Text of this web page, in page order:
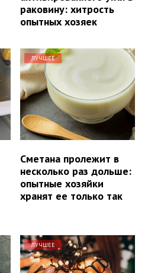
раковину: хитрость
опытных хозяек
ЛУЧШЕЕ
Сметана пролежит в
несколько раз дольше:
опытные хозяйки
хранят ее только так
ЛУЧШЕЕ